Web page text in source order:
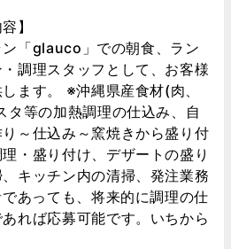
】
ン「glauco」での朝食、ラン
調理スタッフとして、お客様
ます。 ※沖縄県産食材(肉、
タ等の加熱調理の仕込み、自
～仕込み～窯焼きから盛り付
・盛り付け、デザートの盛り
キッチン内の清掃、発注業務
あっても、将来的に調理の仕
れば応募可能です。いちから